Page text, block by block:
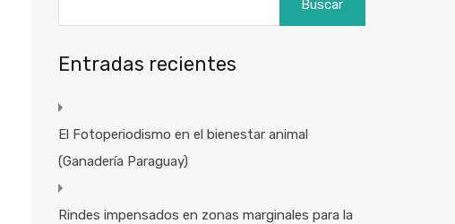
Entradas recientes
El Fotoperiodismo en el bienestar animal
(Ganadería Paraguay)
Rindes impensados en zonas marginales para la